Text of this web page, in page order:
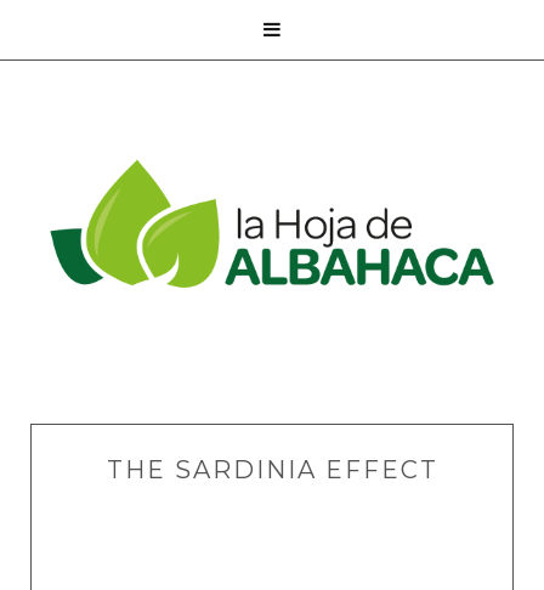

THE SARDINIA EFFECT